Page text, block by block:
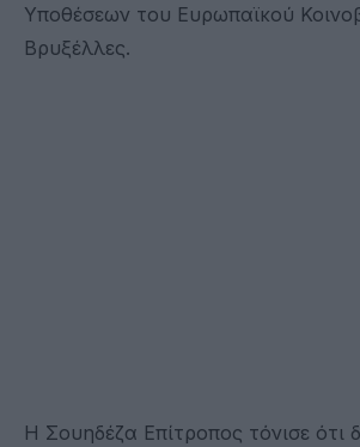
Υποθέσεων του Ευρωπαϊκού
Βρυξέλλες.
Η Σουηδέζα Επίτροπος τόνισε ότι